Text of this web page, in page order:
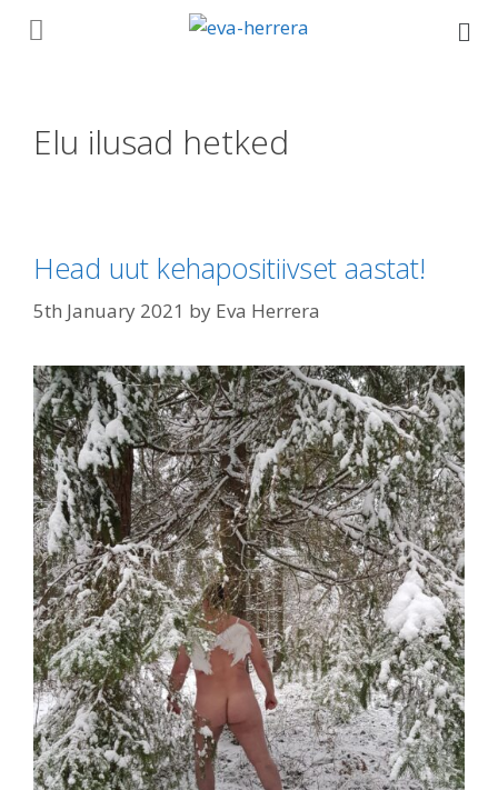
Elu ilusad hetked
Head uut kehapositiivset aastat!
5th January 2021 by Eva Herrera